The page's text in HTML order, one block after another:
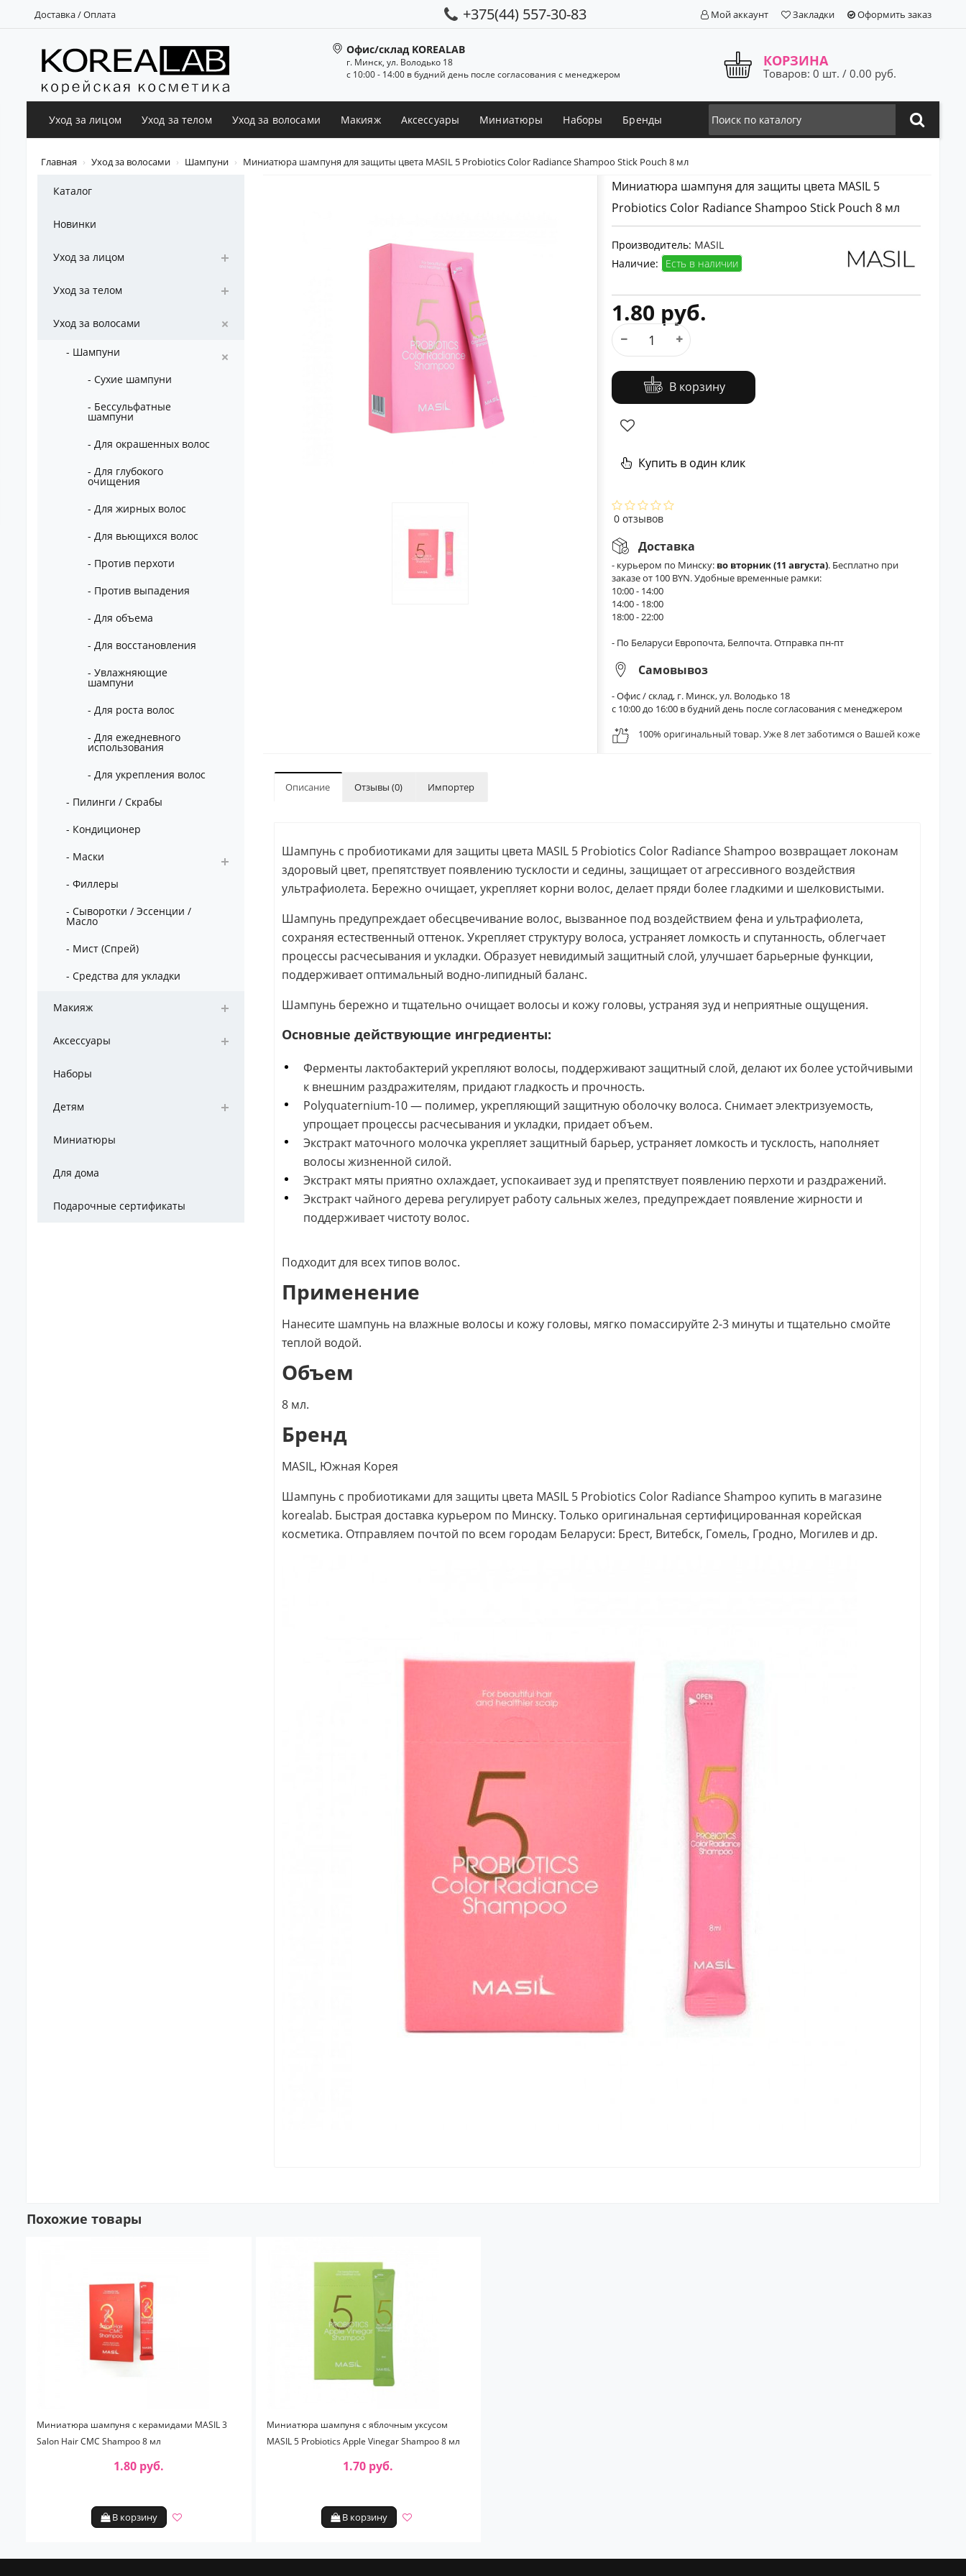
Доставка / Оплата +375(44) 557-30-83 Мой аккаунт Закладки Оформить заказ
Офис/склад KOREALAB
г. Минск, ул. Володько 18
с 10:00 - 14:00 в будний день после согласования с менеджером
КОРЗИНА
Товаров: 0 шт. / 0.00 руб.
Уход за лицом Уход за телом Уход за волосами Макияж Аксессуары Миниатюры Наборы Бренды
Главная Уход за волосами Шампуни Миниатюра шампуня для защиты цвета MASIL 5 Probiotics Color Radiance Shampoo Stick Pouch 8 мл
Каталог
Новинки
Уход за лицом
Уход за телом
Уход за волосами
- Шампуни
- Сухие шампуни
- Бессульфатные
шампуни
- Для окрашенных волос
- Для глубокого
очищения
- Для жирных волос
- Для вьющихся волос
- Против перхоти
- Против выпадения
- Для объема
- Для восстановления
- Увлажняющие
шампуни
- Для роста волос
- Для ежедневного
использования
- Для укрепления волос
- Пилинги / Скрабы
- Кондиционер
- Маски
- Филлеры
- Сыворотки / Эссенции /
Масло
- Мист (Спрей)
- Средства для укладки
Макияж
Аксессуары
Наборы
Детям
Миниатюры
Для дома
Подарочные сертификаты
Миниатюра шампуня для защиты цвета MASIL 5
Probiotics Color Radiance Shampoo Stick Pouch 8 мл
Производитель: MASIL
Наличие:
Есть в наличии
1.80 руб.
В корзину
Купить в один клик
0 отзывов
Доставка
- курьером по Минску: во вторник (11 августа). Бесплатно при
заказе от 100 BYN. Удобные временные рамки:
10:00 - 14:00
14:00 - 18:00
18:00 - 22:00
- По Беларуси Европочта, Белпочта. Отправка пн-пт
Самовывоз
- Офис / склад, г. Минск, ул. Володько 18
с 10:00 до 16:00 в будний день после согласования с менеджером
100% оригинальный товар. Уже 8 лет заботимся о Вашей коже
Описание Отзывы (0) Импортер
Шампунь с пробиотиками для защиты цвета MASIL 5 Probiotics Color Radiance Shampoo возвращает локонам
здоровый цвет, препятствует появлению тусклости и седины, защищает от агрессивного воздействия
ультрафиолета. Бережно очищает, укрепляет корни волос, делает пряди более гладкими и шелковистыми.
Шампунь предупреждает обесцвечивание волос, вызванное под воздействием фена и ультрафиолета,
сохраняя естественный оттенок. Укрепляет структуру волоса, устраняет ломкость и спутанность, облегчает
процессы расчесывания и укладки. Образует невидимый защитный слой, улучшает барьерные функции,
поддерживает оптимальный водно-липидный баланс.
Шампунь бережно и тщательно очищает волосы и кожу головы, устраняя зуд и неприятные ощущения.
Основные действующие ингредиенты:
Ферменты лактобактерий укрепляют волосы, поддерживают защитный слой, делают их более устойчивыми
к внешним раздражителям, придают гладкость и прочность.
Polyquaternium-10 — полимер, укрепляющий защитную оболочку волоса. Снимает электризуемость,
упрощает процессы расчесывания и укладки, придает объем.
Экстракт маточного молочка укрепляет защитный барьер, устраняет ломкость и тусклость, наполняет
волосы жизненной силой.
Экстракт мяты приятно охлаждает, успокаивает зуд и препятствует появлению перхоти и раздражений.
Экстракт чайного дерева регулирует работу сальных желез, предупреждает появление жирности и
поддерживает чистоту волос.
Подходит для всех типов волос.
Применение
Нанесите шампунь на влажные волосы и кожу головы, мягко помассируйте 2-3 минуты и тщательно смойте
теплой водой.
Объем
8 мл.
Бренд
MASIL, Южная Корея
Шампунь с пробиотиками для защиты цвета MASIL 5 Probiotics Color Radiance Shampoo купить в магазине
korealab. Быстрая доставка курьером по Минску. Только оригинальная сертифицированная корейская
косметика. Отправляем почтой по всем городам Беларуси: Брест, Витебск, Гомель, Гродно, Могилев и др.
Похожие товары
Миниатюра шампуня с керамидами MASIL 3
Salon Hair CMC Shampoo 8 мл
1.80 руб.
В корзину
Миниатюра шампуня с яблочным уксусом
MASIL 5 Probiotics Apple Vinegar Shampoo 8 мл
1.70 руб.
В корзину